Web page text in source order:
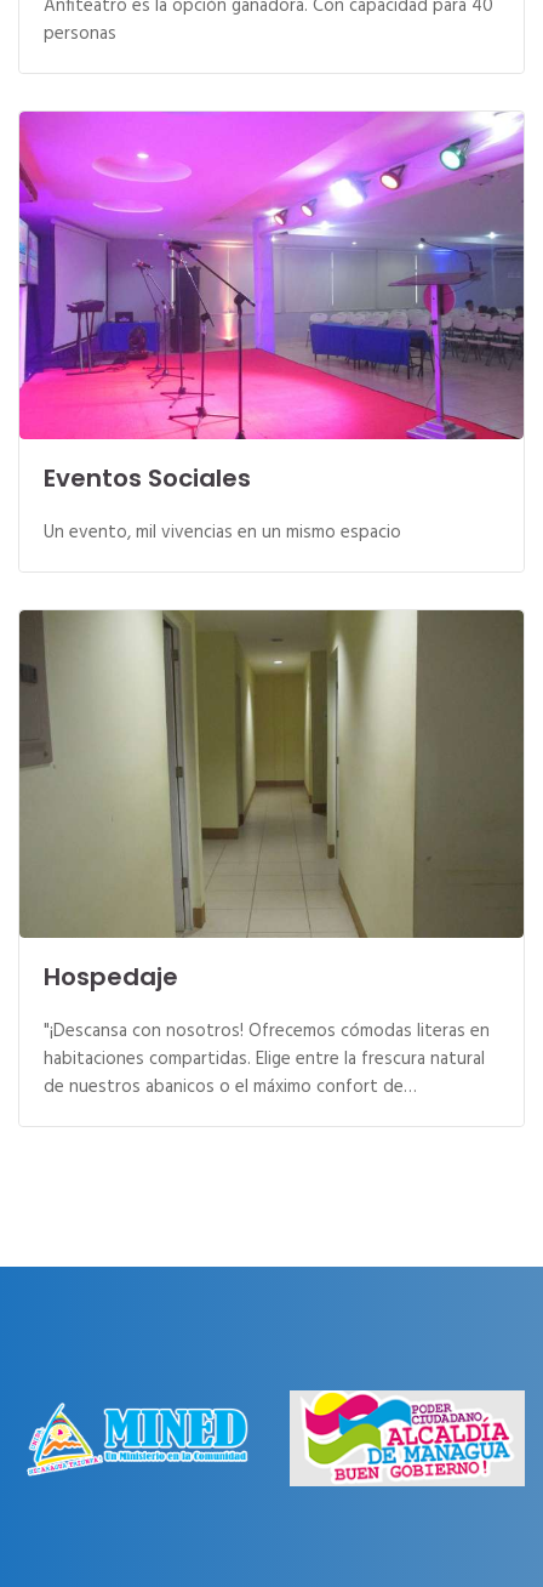
personas
Eventos Sociales
Un evento, mil vivencias en un mismo espacio
Hospedaje
"¡Descansa con nosotros! Ofrecemos cómodas literas en
habitaciones compartidas. Elige entre la frescura natural
de nuestros abanicos o el máximo confort de…